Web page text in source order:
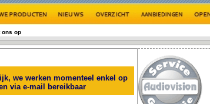
ons op
we werken momenteel enkel op
via e-mail bereikbaar